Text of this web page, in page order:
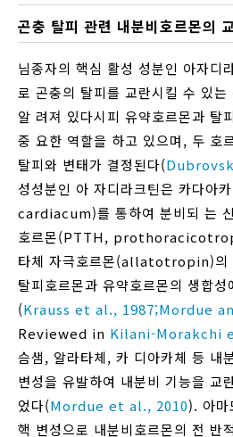
곤충 탈피 관련 내분비호르몬의
님종자의 핵심 활성 성분인 아자디
로 곤충의 탈피를 교란시킬 수 있
알 려져 있다시피 유약호르몬과 탈
중 요한 역할을 하고 있으며, 두 호
탈피와 변태가 결정된다(
성성분인 아 자디라크틴은 카다아
cardiacum)를 통하여 분비되 는
호르몬(PTTH,
타체 자극호르몬(allatotropin)의
탈피호르몬과 유약호르몬의 생합
(Krauss et al., 1987;Mordue
Reviewed in Kilani-Morakchi
슴샘, 알라타체, 카 디아카체 등 내
변성을 유발하여 내분비 기능을 교
었다(Mordue et al., 2010). 아마
핵 변성으로 내분비호르몬의 전 반